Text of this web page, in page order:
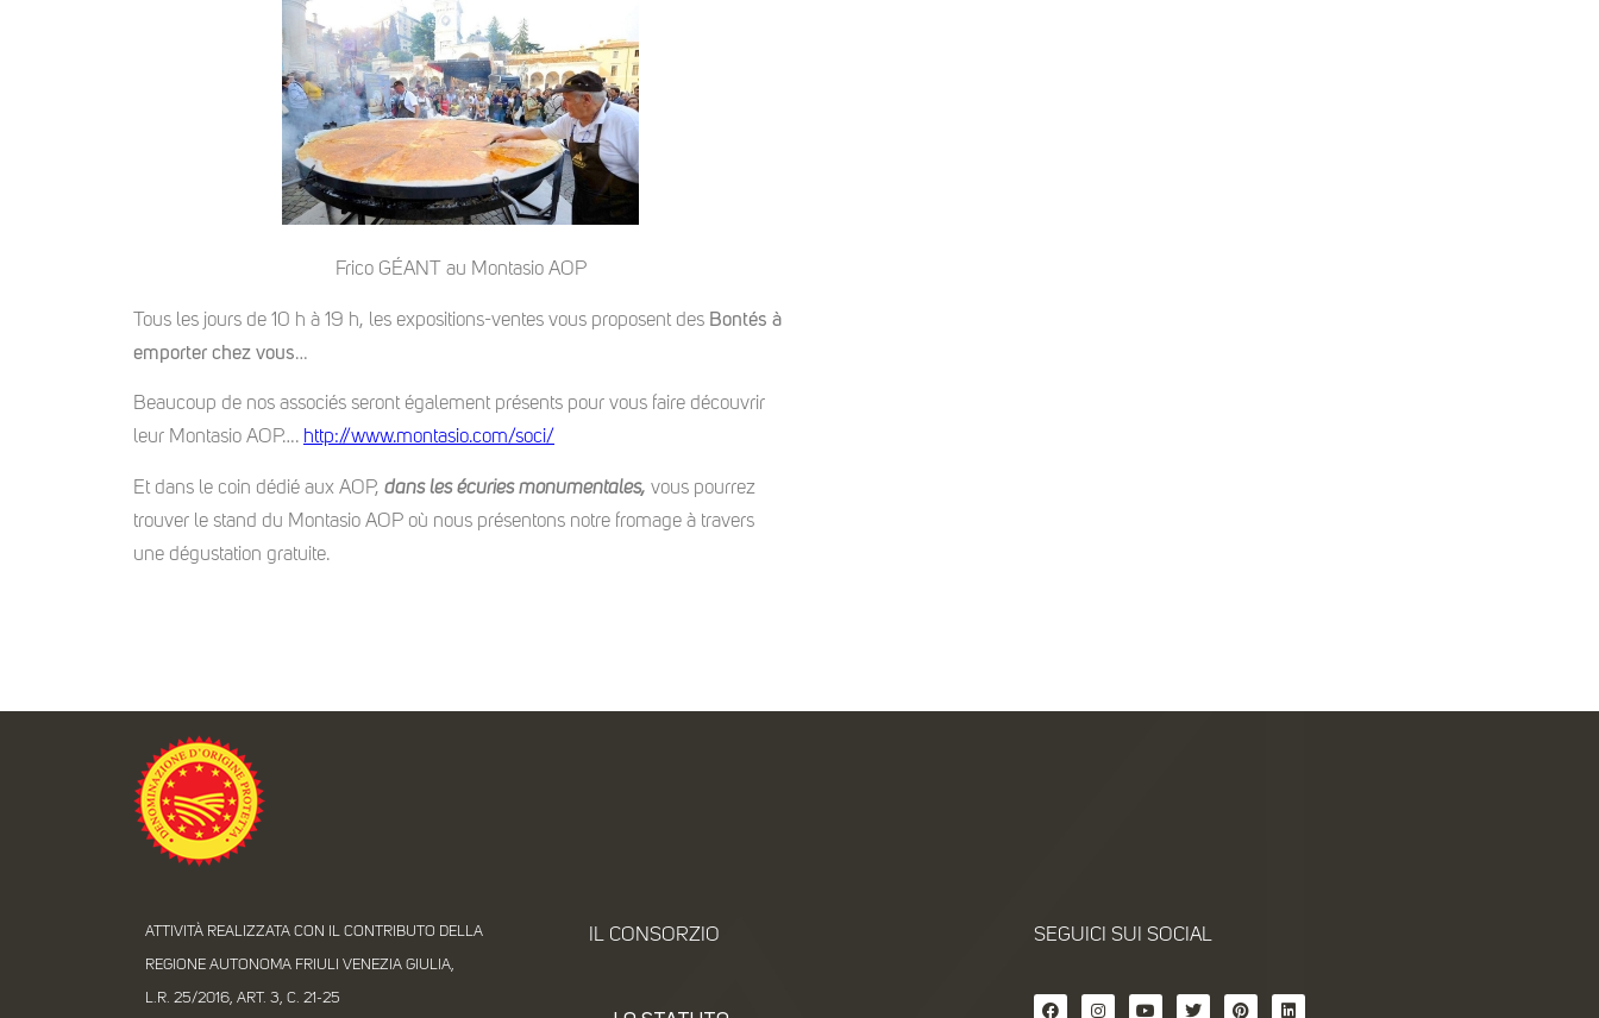
Frico GÉANT au Montasio AOP
Tous les jours de 10 h à 19 h, les expositions-ventes vous proposent des Bontés à
emporter chez vous…
Beaucoup de nos associés seront également présents pour vous faire découvrir
leur Montasio AOP…. http://www.montasio.com/soci/
Et dans le coin dédié aux AOP, dans les écuries monumentales, vous pourrez
trouver le stand du Montasio AOP où nous présentons notre fromage à travers
une dégustation gratuite.
ATTIVITÀ REALIZZATA CON IL CONTRIBUTO DELLA
REGIONE AUTONOMA FRIULI VENEZIA GIULIA,
L.R. 25/2016, ART. 3, C. 21-25
IL CONSORZIO SEGUICI SUI SOCIAL